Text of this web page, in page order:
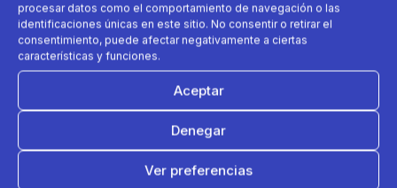
procesar datos como el comportamiento de navegación o las
identificaciones únicas en este sitio. No consentir o retirar el
consentimiento, puede afectar negativamente a ciertas
características y funciones.
Aceptar
Denegar
Ver preferencias